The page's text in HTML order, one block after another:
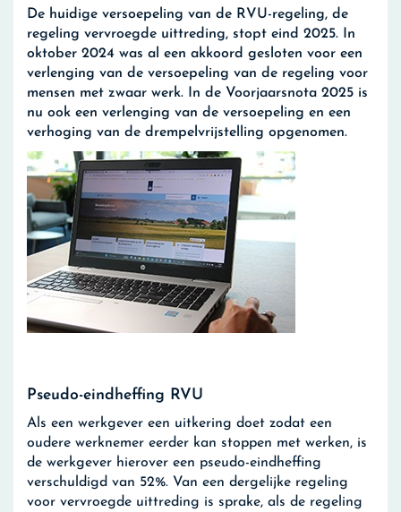
De huidige versoepeling van de RVU-regeling, de
regeling vervroegde uittreding, stopt eind 2025. In
oktober 2024 was al een akkoord gesloten voor een
verlenging van de versoepeling van de regeling voor
mensen met zwaar werk. In de Voorjaarsnota 2025 is
nu ook een verlenging van de versoepeling en een
verhoging van de drempelvrijstelling opgenomen.
Pseudo-eindheffing RVU
Als een werkgever een uitkering doet zodat een
oudere werknemer eerder kan stoppen met werken, is
de werkgever hierover een pseudo-eindheffing
verschuldigd van 52%. Van een dergelijke regeling
voor vervroegde uittreding is sprake, als de regeling